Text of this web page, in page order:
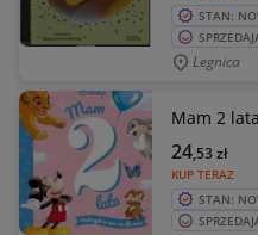
STAN:
Legnica
Mam 2
KUP TERAZ
24,53zł
STAN: